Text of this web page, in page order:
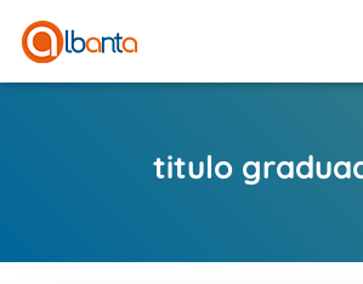
titulo